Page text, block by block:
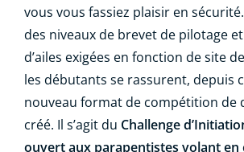
vous vous fassiez plaisir en
des niveaux de brevet de pilotage
d’ailes exigées en fonction de site
les débutants se rassurent, depuis
nouveau format de compétition de
créé. Il s’agit du Challenge
ouvert aux parapentistes volant en